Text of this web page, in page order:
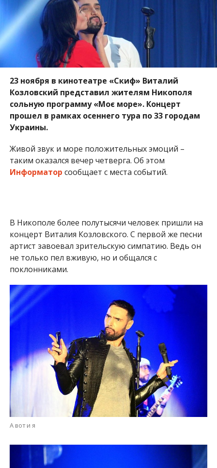
23 ноября в кинотеатре «Скиф» Виталий
Козловский представил жителям Никополя
сольную программу «Моє море». Концерт
прошел в рамках осеннего тура по 33 городам
Украины.
Живой звук и море положительных эмоций –
таким оказался вечер четверга. Об этом
Информатор сообщает с места событий.
В Никополе более полутысячи человек пришли на
концерт Виталия Козловского. С первой же песни
артист завоевал зрительскую симпатию. Ведь он
не только пел вживую, но и общался с
поклонниками.
А вот и я